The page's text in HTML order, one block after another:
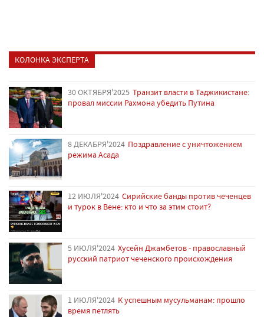
КОЛОНКА ЭКСПЕРТА
30 ОКТЯБРЯ'2025 Транзит власти в Таджикистане:
провал миссии Рахмона убедить Путина
8 ДЕКАБРЯ'2024 Поздравление с уничтожением
режима Асада
12 ИЮЛЯ'2024 Сирийские банды против чеченцев
и турок в Вене: кто и что за этим стоит?
5 ИЮЛЯ'2024 Хусейн Джамбетов - православный
русский патриот чеченского происхождения
1 ИЮЛЯ'2024 К успешным мусульманам: прошло
время петлять